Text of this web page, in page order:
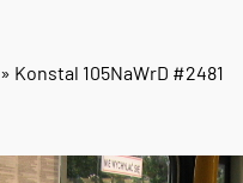
» Konstal 105NaWrD #2481